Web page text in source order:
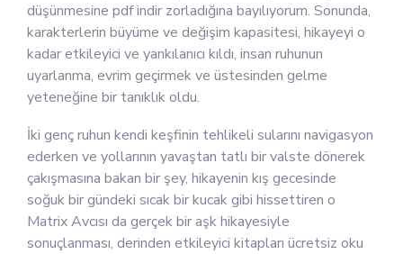
düşünmesine pdf indir zorladığına bayılıyorum. Sonunda,
karakterlerin büyüme ve değişim kapasitesi, hikayeyi o
kadar etkileyici ve yankılanıcı kıldı, insan ruhunun
uyarlanma, evrim geçirmek ve üstesinden gelme
yeteneğine bir tanıklık oldu.
İki genç ruhun kendi keşfinin tehlikeli sularını navigasyon
ederken ve yollarının yavaştan tatlı bir valste dönerek
çakışmasına bakan bir şey, hikayenin kış gecesinde
soğuk bir gündeki sıcak bir kucak gibi hissettiren o
Matrix Avcısı da gerçek bir aşk hikayesiyle
sonuçlanması, derinden etkileyici kitapları ücretsiz oku